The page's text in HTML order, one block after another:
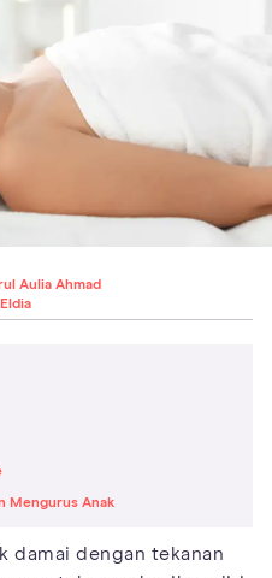
Aulia Ahmad
Mengurus Anak
damai dengan tekanan